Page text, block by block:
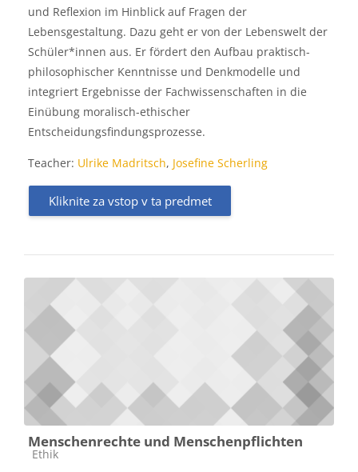
und Reflexion im Hinblick auf Fragen der
Lebensgestaltung. Dazu geht er von der Lebenswelt der
Schüler*innen aus. Er fördert den Aufbau praktisch-
philosophischer Kenntnisse und Denkmodelle und
integriert Ergebnisse der Fachwissenschaften in die
Einübung moralisch-ethischer
Entscheidungsfindungsprozesse.
Teacher: Ulrike Madritsch, Josefine Scherling
Kliknite za vstop v ta predmet
Menschenrechte und Menschenpflichten
Kategorija predmeta
Ethik